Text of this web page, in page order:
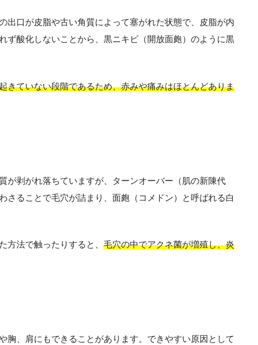
出口が皮脂や古い角質によって塞がれた状態で、皮脂が内
ず酸化しないことから、黒ニキビ（開放面皰）のように黒
きていない段階であるため、赤みや痛みはほとんどありま
が剥がれ落ちていますが、ターンオーバー（肌の新陳代
ることで毛穴が詰まり、面皰（コメドン）と呼ばれる白
方法で触ったりすると、 毛穴の中でアクネ菌が増殖し、炎
胸、肩にもできることがあります。できやすい原因として